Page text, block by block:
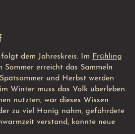
dem Jahreskreis. Im Frühling
erreicht das Sammeln
und Herbst werden
Winter muss das Volk überleben.
nutzten, war dieses Wissen
zu viel Honig nahm, gefährdete
verstand, konnte neue